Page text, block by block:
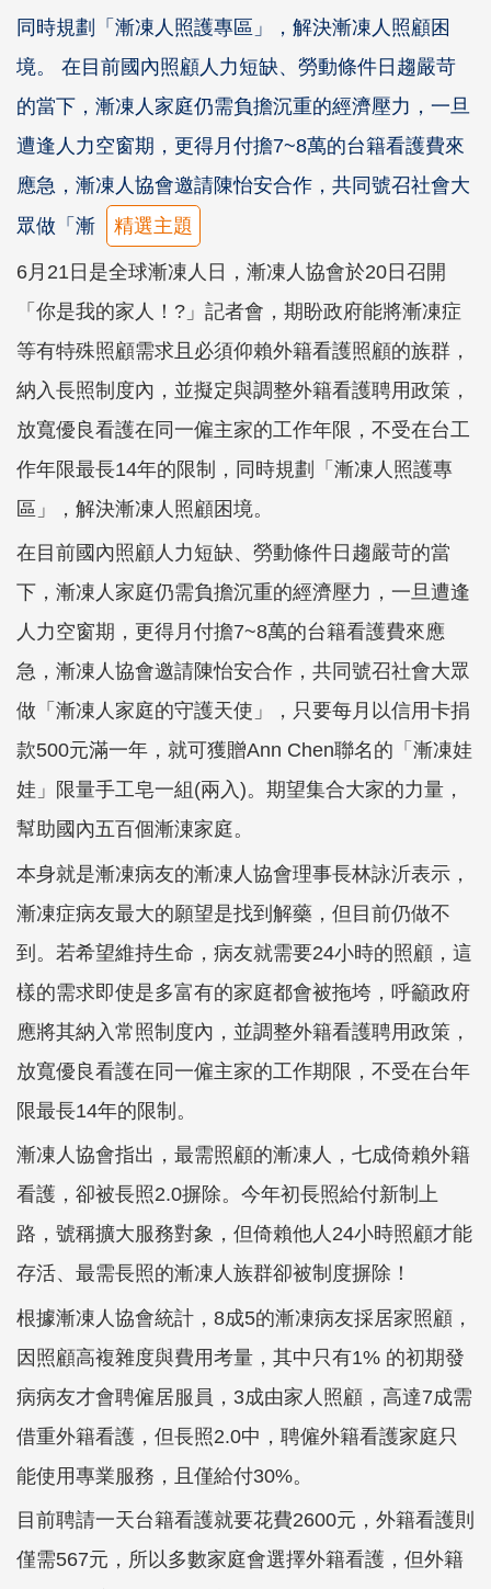
同時規劃「漸凍人照護專區」，解決漸凍人照顧困
境。 在目前國內照顧人力短缺、勞動條件日趨嚴苛
的當下，漸凍人家庭仍需負擔沉重的經濟壓力，一旦
遭逢人力空窗期，更得月付擔7~8萬的台籍看護費來
應急，漸凍人協會邀請陳怡安合作，共同號召社會大
眾做「漸
精選主題
6月21日是全球漸凍人日，漸凍人協會於20日召開
「你是我的家人！?」記者會，期盼政府能將漸凍症
等有特殊照顧需求且必須仰賴外籍看護照顧的族群，
納入長照制度內，並擬定與調整外籍看護聘用政策，
放寬優良看護在同一僱主家的工作年限，不受在台工
作年限最長14年的限制，同時規劃「漸凍人照護專
區」，解決漸凍人照顧困境。
在目前國內照顧人力短缺、勞動條件日趨嚴苛的當
下，漸凍人家庭仍需負擔沉重的經濟壓力，一旦遭逢
人力空窗期，更得月付擔7~8萬的台籍看護費來應
急，漸凍人協會邀請陳怡安合作，共同號召社會大眾
做「漸凍人家庭的守護天使」，只要每月以信用卡捐
款500元滿一年，就可獲贈Ann Chen聯名的「漸凍娃
娃」限量手工皂一組(兩入)。期望集合大家的力量，
幫助國內五百個漸涷家庭。
本身就是漸凍病友的漸凍人協會理事長林詠沂表示，
漸凍症病友最大的願望是找到解藥，但目前仍做不
到。若希望維持生命，病友就需要24小時的照顧，這
樣的需求即使是多富有的家庭都會被拖垮，呼籲政府
應將其納入常照制度內，並調整外籍看護聘用政策，
放寬優良看護在同一僱主家的工作期限，不受在台年
限最長14年的限制。
漸凍人協會指出，最需照顧的漸凍人，七成倚賴外籍
看護，卻被長照2.0摒除。今年初長照給付新制上
路，號稱擴大服務對象，但倚賴他人24小時照顧才能
存活、最需長照的漸凍人族群卻被制度摒除！
根據漸凍人協會統計，8成5的漸凍病友採居家照顧，
因照顧高複雜度與費用考量，其中只有1% 的初期發
病病友才會聘僱居服員，3成由家人照顧，高達7成需
借重外籍看護，但長照2.0中，聘僱外籍看護家庭只
能使用專業服務，且僅給付30%。
目前聘請一天台籍看護就要花費2600元，外籍看護則
僅需567元，所以多數家庭會選擇外籍看護，但外籍